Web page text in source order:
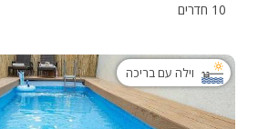
10 חדרים
וילה עם בריכה